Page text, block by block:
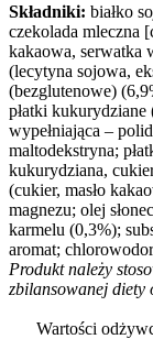
Składniki: białko
czekolada mleczna
kakaowa, serwatka
(lecytyna sojowa,
(bezglutenowe)
płatki kukurydziane
wypełniająca –
maltodekstryna;
kukurydziana,
(cukier, masło
magnezu; olej
karmelu (0,3%);
aromat;
Produkt należy
zbilansowanej diety
Wartości